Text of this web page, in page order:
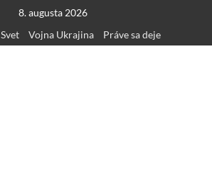
8. augusta 2026
Svet Vojna Ukrajina Práve sa deje